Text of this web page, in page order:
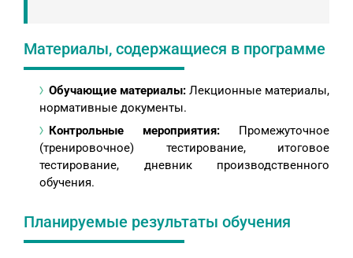
Материалы, содержащиеся в программе
Обучающие материалы: Лекционные материалы,
нормативные документы.
Контрольные мероприятия: Промежуточное
(тренировочное) тестирование, итоговое
тестирование, дневник производственного
обучения.
Планируемые результаты обучения